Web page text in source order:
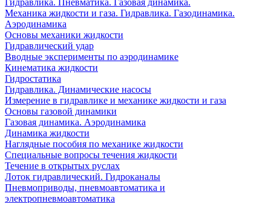
Гидравлика. Пневматика. Газовая динамика.
Механика жидкости и газа. Гидравлика. Газодинамика.
Аэродинамика
Основы механики жидкости
Гидравлический удар
Вводные эксперименты по аэродинамике
Кинематика жидкости
Гидростатика
Гидравлика. Динамические насосы
Измерение в гидравлике и механике жидкости и газа
Основы газовой динамики
Газовая динамика. Аэродинамика
Динамика жидкости
Наглядные пособия по механике жидкости
Специальные вопросы течения жидкости
Течение в открытых руслах
Лоток гидравлический. Гидроканалы
Пневмоприводы, пневмоавтоматика и
электропневмоавтоматика